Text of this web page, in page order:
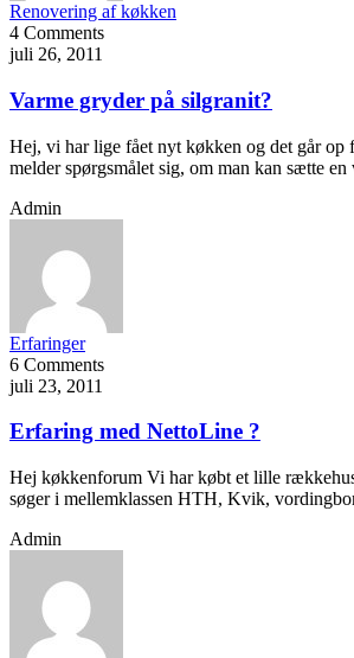
Renovering af køkken
4 Comments
juli 26, 2011
Varme gryder på silgranit?
Hej, vi har lige fået nyt køkken og det går op
melder spørgsmålet sig, om man kan sætte
Admin
Erfaringer
6 Comments
juli 23, 2011
Erfaring med NettoLine ?
Hej køkkenforum Vi har købt et lille
søger i mellemklassen HTH, Kvik,
Admin